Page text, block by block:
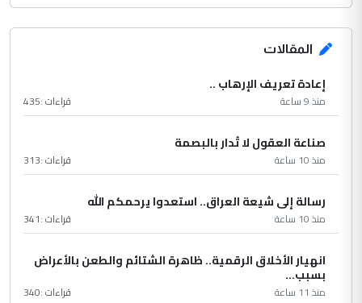
المقالات
إعادة تعريف الإرهاب ..
منذ 9 ساعة قراءات :435
صناعة العقول لا تُدار بالبصمة
منذ 10 ساعة قراءات :313
رسالة إلى شيعة العراق.. استعدوا يرحمكم الله
منذ 10 ساعة قراءات :341
انهيار الأخلاق الرقمية.. ظاهرة الشتائم والطعن بالأعراض
بسبب...
منذ 11 ساعة قراءات :340